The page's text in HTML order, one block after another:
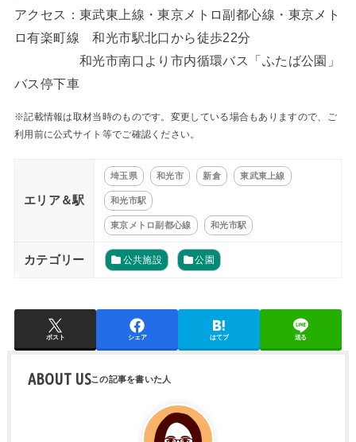
アクセス：東武東上線・東京メトロ副都心線・東京メト
ロ有楽町線 和光市駅北口から徒歩22分
和光市南口より市内循環バス「ふたば公園」
バス停下車
※記載情報は取材当時のものです。変更している場合もありますので、ご
利用前に公式サイト等でご確認ください。
エリア＆駅
埼玉県 和光市 新倉 東武東上線
和光市駅
東京メトロ副都心線 和光市駅
カテゴリー 公共施設 公園
ポスト シェア はてブ 送る
ABOUT US